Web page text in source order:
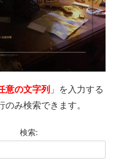
意の文字列 」を入力する
み検索できます。
検索: